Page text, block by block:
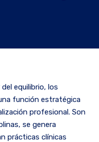
equilibrio, los
función estratégica
profesional. Son
se genera
prácticas clínicas